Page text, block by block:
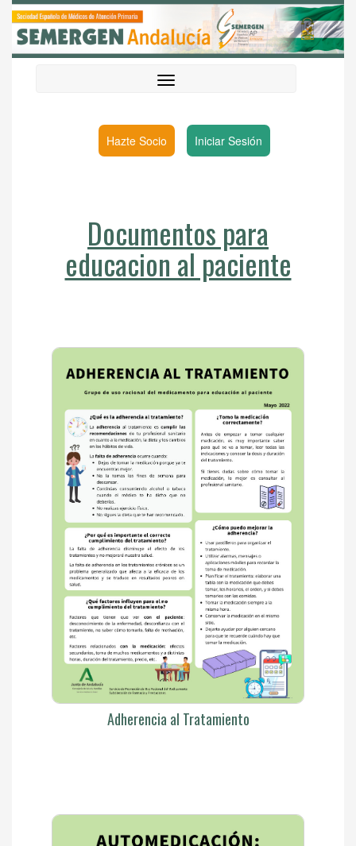
Hazte Socio Iniciar Sesión
Documentos para
educacion al paciente
Adherencia al Tratamiento